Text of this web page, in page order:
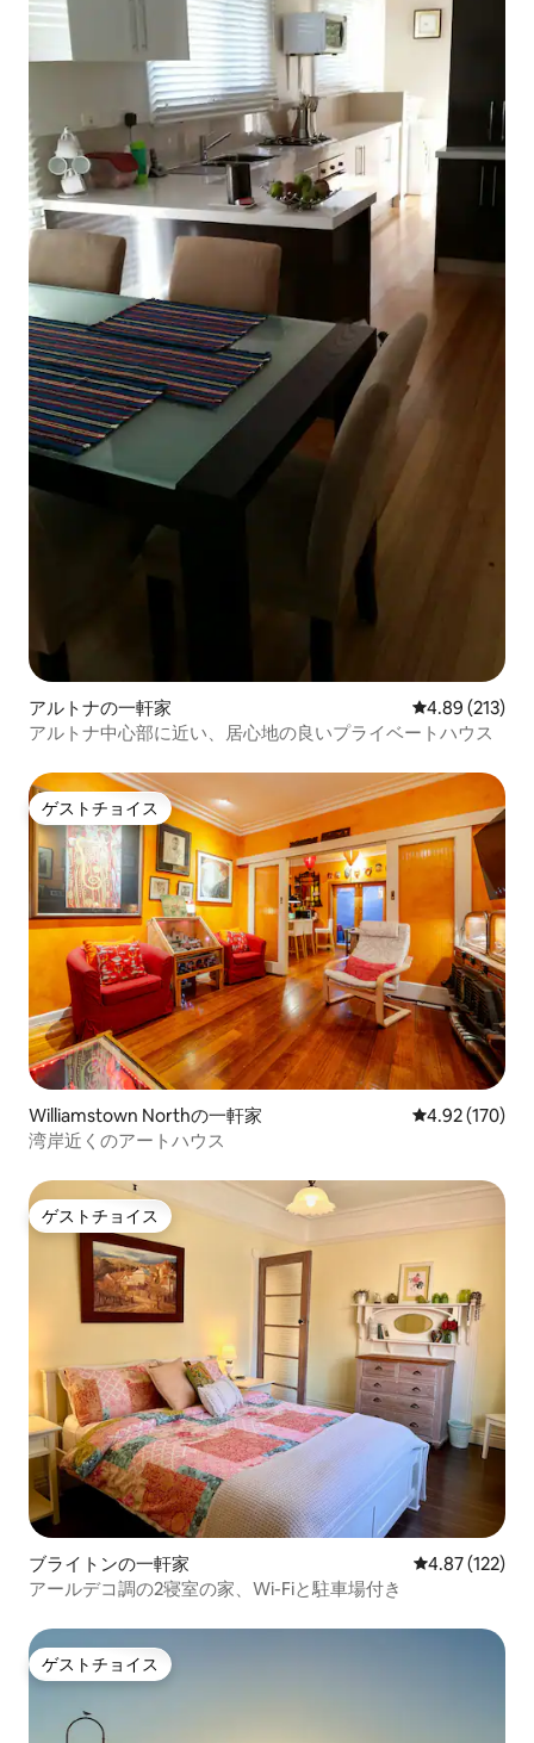
アルトナの一軒家 レビュー213
4.89 (213)
アルトナ中心部に近い、居心地の良いプライベートハウス
ゲストチョイス
ゲストチョイス
Williamstown Northの一軒家 レビュー170
4.92 (170)
湾岸近くのアートハウス
ゲストチョイス
ゲストチョイス
ブライトンの一軒家 レビュー122
4.87 (122)
アールデコ調の2寝室の家、Wi-Fiと駐車場付き
ゲストチョイス
ゲストチョイス